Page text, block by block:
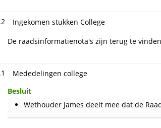
Ingekomen stukken College
De raadsinformatienota's zijn terug te
Mededelingen college
Besluit
Wethouder James deelt mee dat de